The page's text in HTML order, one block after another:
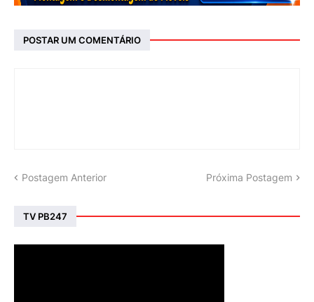
POSTAR UM COMENTÁRIO
Postagem Anterior Próxima Postagem
TV PB247